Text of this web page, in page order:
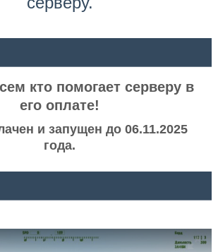
кто помогает серверу в
его оплате!
и запущен до 06.11.2025
года.